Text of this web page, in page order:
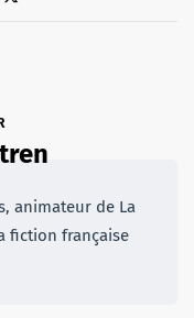
animateur de La
fiction française